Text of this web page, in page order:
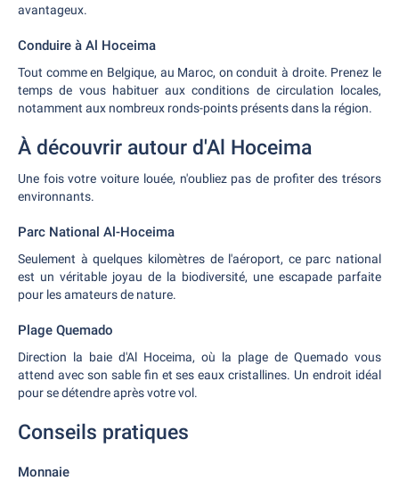
avantageux.
Conduire à Al Hoceima
Tout comme en Belgique, au Maroc, on conduit à droite. Prenez le
temps de vous habituer aux conditions de circulation locales,
notamment aux nombreux ronds-points présents dans la région.
À découvrir autour d'Al Hoceima
Une fois votre voiture louée, n'oubliez pas de profiter des trésors
environnants.
Parc National Al-Hoceima
Seulement à quelques kilomètres de l'aéroport, ce parc national
est un véritable joyau de la biodiversité, une escapade parfaite
pour les amateurs de nature.
Plage Quemado
Direction la baie d'Al Hoceima, où la plage de Quemado vous
attend avec son sable fin et ses eaux cristallines. Un endroit idéal
pour se détendre après votre vol.
Conseils pratiques
Monnaie